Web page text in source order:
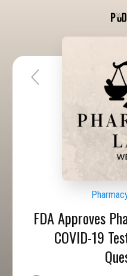
FDA Approves
COVID-19